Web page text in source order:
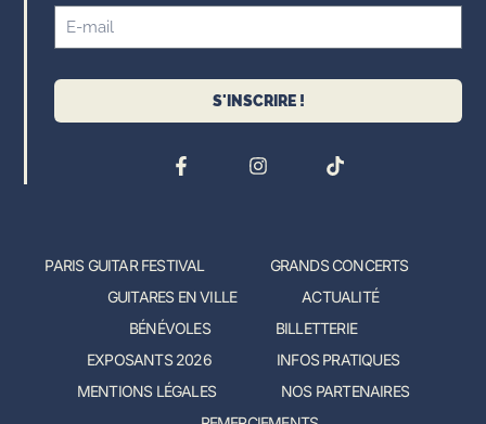
S'INSCRIRE !
PARIS GUITAR FESTIVAL
GRANDS CONCERTS
GUITARES EN VILLE
ACTUALITÉ
BÉNÉVOLES
BILLETTERIE
EXPOSANTS 2026
INFOS PRATIQUES
MENTIONS LÉGALES
NOS PARTENAIRES